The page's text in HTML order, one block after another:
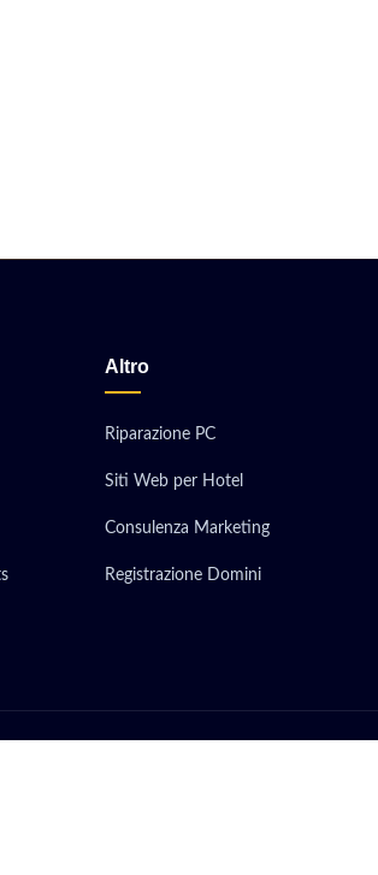
Altro
Riparazione PC
Siti Web per Hotel
Consulenza Marketing
Registrazione Domini